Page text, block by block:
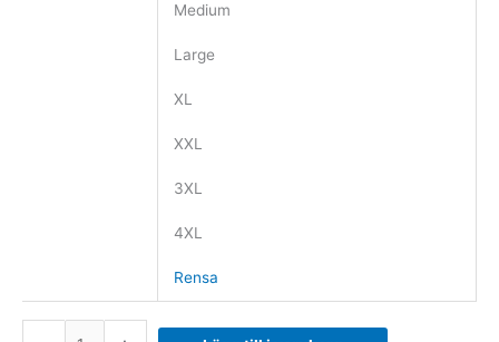
Medium
Large
XL
XXL
3XL
4XL
Rensa